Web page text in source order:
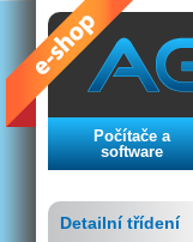
Počítače a
software
Detailní třídení